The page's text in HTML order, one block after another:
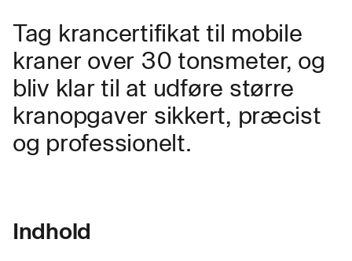
Tag krancertifikat til mobile
kraner over 30 tonsmeter, og
bliv klar til at udføre større
kranopgaver sikkert, præcist
og professionelt.
Indhold